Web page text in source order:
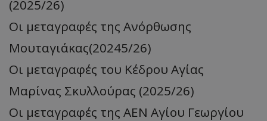
(2025/26)
Oι μεταγραφές της Ανόρθωσης
Μουταγιάκας(20245/26)
Oι μεταγραφές του Κέδρου Αγίας
Μαρίνας Σκυλλούρας (2025/26)
Οι μεταγραφές της ΑΕΝ Αγίου Γεωργίου